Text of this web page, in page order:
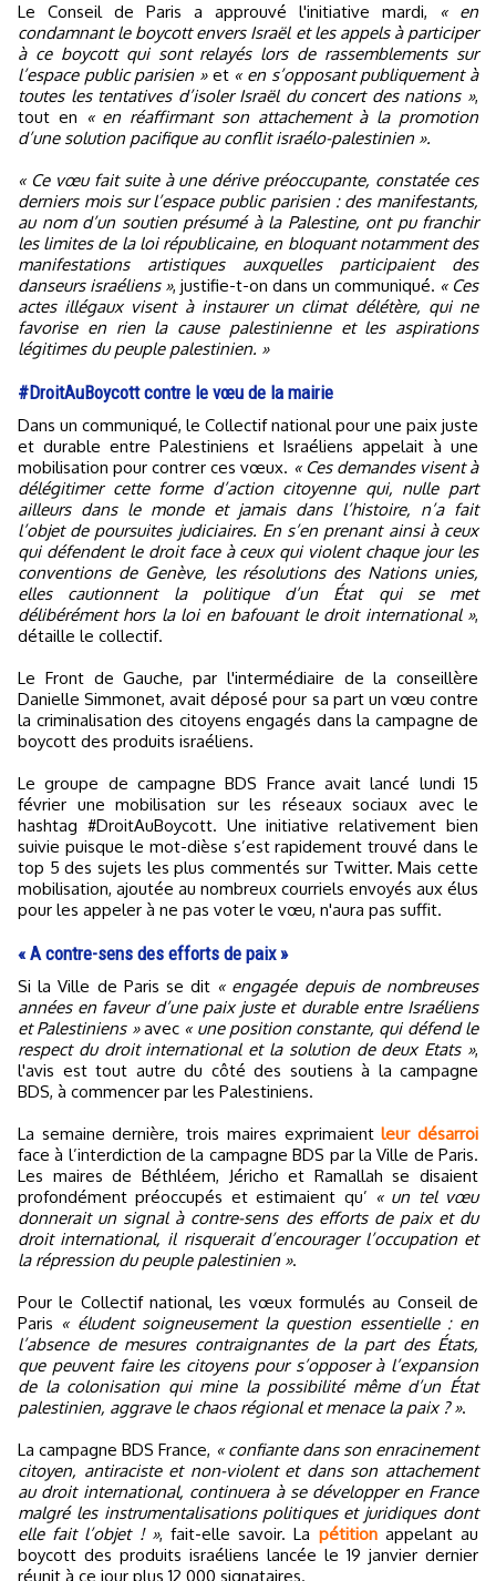
Le Conseil de Paris a approuvé l'initiative mardi,
« en
condamnant le boycott envers Israël et les appels à participer
à ce boycott qui sont relayés lors de rassemblements sur
l’espace public parisien »et « en s’opposant publiquement à
toutes les tentatives d’isoler Israël du concert des nations »,
tout en « en réaffirmant son attachement à la promotion
d’une solution pacifique au conflit israélo-palestinien ».
« Ce vœu fait suite à une dérive préoccupante, constatée ces
derniers mois sur l’espace public parisien : des manifestants,
au nom d’un soutien présumé à la Palestine, ont pu franchir
les limites de la loi républicaine, en bloquant notamment des
manifestations artistiques auxquelles participaient des
danseurs israéliens », justifie-t-on dans un communiqué. « Ces
actes illégaux visent à instaurer un climat délétère, qui ne
favorise en rien la cause palestinienne et les aspirations
légitimes du peuple palestinien. »
#DroitAuBoycott contre le vœu de la mairie
Dans un communiqué, le Collectif national pour une paix juste
et durable entre Palestiniens et Israéliens appelait à une
mobilisation pour contrer ces vœux. « Ces demandes visent à
délégitimer cette forme d’action citoyenne qui, nulle part
ailleurs dans le monde et jamais dans l’histoire, n’a fait
l’objet de poursuites judiciaires. En s’en prenant ainsi à ceux
qui défendent le droit face à ceux qui violent chaque jour les
conventions de Genève, les résolutions des Nations unies,
elles cautionnent la politique d’un État qui se met
délibérément hors la loi en bafouant le droit international »,
détaille le collectif.
Le Front de Gauche, par l'intermédiaire de la conseillère
Danielle Simmonet, avait déposé pour sa part un vœu contre
la criminalisation des citoyens engagés dans la campagne de
boycott des produits israéliens.
Le groupe de campagne BDS France avait lancé lundi 15
février une mobilisation sur les réseaux sociaux avec le
hashtag #DroitAuBoycott. Une initiative relativement bien
suivie puisque le mot-dièse s’est rapidement trouvé dans le
top 5 des sujets les plus commentés sur Twitter. Mais cette
mobilisation, ajoutée au nombreux courriels envoyés aux élus
pour les appeler à ne pas voter le vœu, n'aura pas suffit.
« A contre-sens des efforts de paix »
Si la Ville de Paris se dit « engagée depuis de nombreuses
années en faveur d’une paix juste et durable entre Israéliens
et Palestiniens »avec « une position constante, qui défend le
respect du droit international et la solution de deux Etats »,
l'avis est tout autre du côté des soutiens à la campagne
BDS, à commencer par les Palestiniens.
La semaine dernière, trois maires exprimaientleur désarroi
face à l’interdiction de la campagne BDS par la Ville de Paris.
Les maires de Béthléem, Jéricho et Ramallah se disaient
profondément préoccupés et estimaient qu’ « un tel vœu
donnerait un signal à contre-sens des efforts de paix et du
droit international, il risquerait d’encourager l’occupation et
la répression du peuple palestinien ».
Pour le Collectif national, les vœux formulés au Conseil de
Paris « éludent soigneusement la question essentielle : en
l’absence de mesures contraignantes de la part des États,
que peuvent faire les citoyens pour s’opposer à l’expansion
de la colonisation qui mine la possibilité même d’un État
palestinien, aggrave le chaos régional et menace la paix ? ».
La campagne BDS France, « confiante dans son enracinement
citoyen, antiraciste et non-violent et dans son attachement
au droit international, continuera à se développer en France
malgré les instrumentalisations politiques et juridiques dont
elle fait l’objet ! », fait-elle savoir. La pétitionappelant au
boycott des produits israéliens lancée le 19 janvier dernier
réunit à ce jour plus 12 000 signataires.